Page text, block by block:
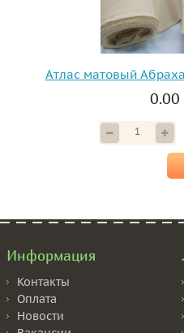
Атлас матовый
0.00
Информация
Контакты
Оплата
Новости